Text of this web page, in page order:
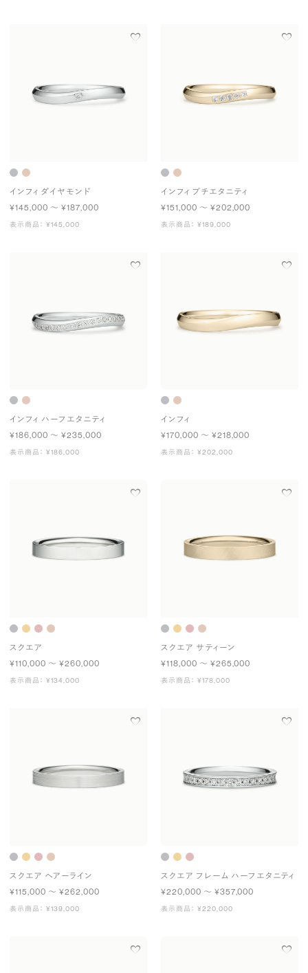
インフィ ダイヤモンド
¥145,000 〜 ¥187,000
表示商品： ¥145,000
インフィ プチエタニティ
¥151,000 〜 ¥202,000
表示商品： ¥189,000
インフィ ハーフエタニティ
¥186,000 〜 ¥235,000
表示商品： ¥186,000
インフィ
¥170,000 〜 ¥218,000
表示商品： ¥202,000
スクエア
¥110,000 〜 ¥260,000
表示商品： ¥134,000
スクエア サティーン
¥118,000 〜 ¥265,000
表示商品： ¥178,000
スクエア ヘアーライン
¥115,000 〜 ¥262,000
表示商品： ¥139,000
スクエア フレーム ハーフエタニティ
¥220,000 〜 ¥357,000
表示商品： ¥220,000